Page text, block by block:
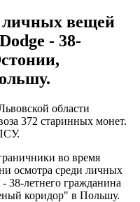
вещей
- 38-
области
372 старинных монет.
во время
осмотра среди личных
38-летнего гражданина
коридор" в Польшу.